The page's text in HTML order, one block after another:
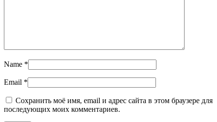
Name *
Email *
Сохранить моё имя, email и адрес сайта в этом браузере для
последующих моих комментариев.